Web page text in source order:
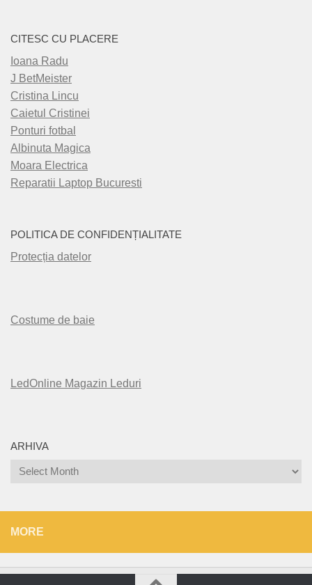
CITESC CU PLACERE
Ioana Radu
J BetMeister
Cristina Lincu
Caietul Cristinei
Ponturi fotbal
Albinuta Magica
Moara Electrica
Reparatii Laptop Bucuresti
POLITICA DE CONFIDENȚIALITATE
Protecția datelor
Costume de baie
LedOnline Magazin Leduri
ARHIVA
Arhiva
MORE